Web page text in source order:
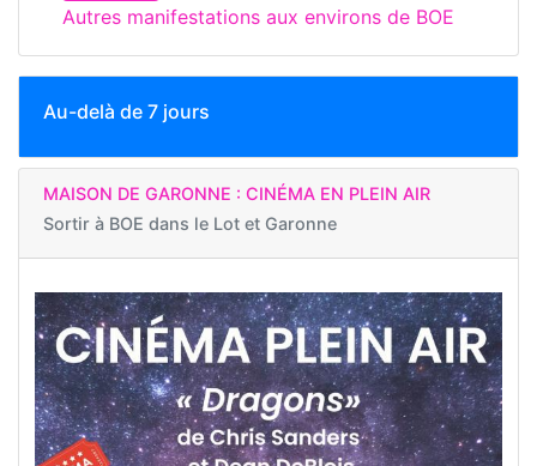
Autres manifestations aux environs de BOE
Au-delà de 7 jours
MAISON DE GARONNE : CINÉMA EN PLEIN AIR
Sortir à BOE dans le Lot et Garonne